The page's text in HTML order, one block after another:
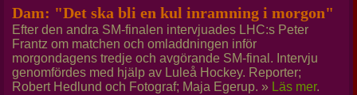
Dam: "Det ska bli en kul inramning i morgon"
Efter den andra SM-finalen intervjuades LHC:s Peter
Frantz om matchen och omladdningen inför
morgondagens tredje och avgörande SM-final. Intervju
genomfördes med hjälp av Luleå Hockey. Reporter;
Robert Hedlund och Fotograf; Maja Egerup. » Läs mer.